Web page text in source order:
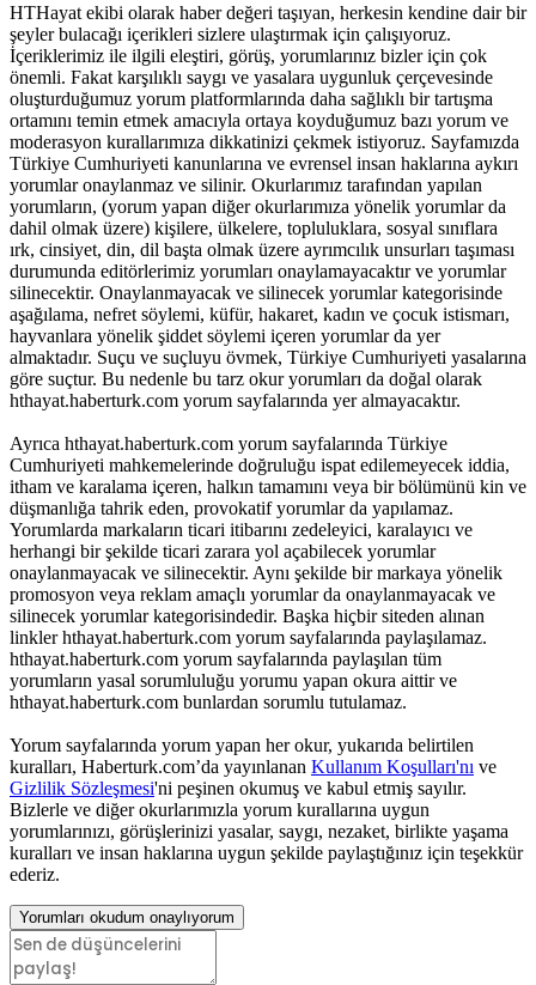
HTHayat ekibi olarak haber değeri taşıyan, herkesin kendine dair bir
şeyler bulacağı içerikleri sizlere ulaştırmak için çalışıyoruz.
İçeriklerimiz ile ilgili eleştiri, görüş, yorumlarınız bizler için çok
önemli. Fakat karşılıklı saygı ve yasalara uygunluk çerçevesinde
oluşturduğumuz yorum platformlarında daha sağlıklı bir tartışma
ortamını temin etmek amacıyla ortaya koyduğumuz bazı yorum ve
moderasyon kurallarımıza dikkatinizi çekmek istiyoruz. Sayfamızda
Türkiye Cumhuriyeti kanunlarına ve evrensel insan haklarına aykırı
yorumlar onaylanmaz ve silinir. Okurlarımız tarafından yapılan
yorumların, (yorum yapan diğer okurlarımıza yönelik yorumlar da
dahil olmak üzere) kişilere, ülkelere, topluluklara, sosyal sınıflara
ırk, cinsiyet, din, dil başta olmak üzere ayrımcılık unsurları taşıması
durumunda editörlerimiz yorumları onaylamayacaktır ve yorumlar
silinecektir. Onaylanmayacak ve silinecek yorumlar kategorisinde
aşağılama, nefret söylemi, küfür, hakaret, kadın ve çocuk istismarı,
hayvanlara yönelik şiddet söylemi içeren yorumlar da yer
almaktadır. Suçu ve suçluyu övmek, Türkiye Cumhuriyeti yasalarına
göre suçtur. Bu nedenle bu tarz okur yorumları da doğal olarak
hthayat.haberturk.com yorum sayfalarında yer almayacaktır.
Ayrıca hthayat.haberturk.com yorum sayfalarında Türkiye
Cumhuriyeti mahkemelerinde doğruluğu ispat edilemeyecek iddia,
itham ve karalama içeren, halkın tamamını veya bir bölümünü kin ve
düşmanlığa tahrik eden, provokatif yorumlar da yapılamaz.
Yorumlarda markaların ticari itibarını zedeleyici, karalayıcı ve
herhangi bir şekilde ticari zarara yol açabilecek yorumlar
onaylanmayacak ve silinecektir. Aynı şekilde bir markaya yönelik
promosyon veya reklam amaçlı yorumlar da onaylanmayacak ve
silinecek yorumlar kategorisindedir. Başka hiçbir siteden alınan
linkler hthayat.haberturk.com yorum sayfalarında paylaşılamaz.
hthayat.haberturk.com yorum sayfalarında paylaşılan tüm
yorumların yasal sorumluluğu yorumu yapan okura aittir ve
hthayat.haberturk.com bunlardan sorumlu tutulamaz.
Yorum sayfalarında yorum yapan her okur, yukarıda belirtilen
kuralları, Haberturk.com’da yayınlanan Kullanım Koşulları'nı ve
Gizlilik Sözleşmesi'ni peşinen okumuş ve kabul etmiş sayılır.
Bizlerle ve diğer okurlarımızla yorum kurallarına uygun
yorumlarınızı, görüşlerinizi yasalar, saygı, nezaket, birlikte yaşama
kuralları ve insan haklarına uygun şekilde paylaştığınız için teşekkür
ederiz.
Yorumları okudum onaylıyorum